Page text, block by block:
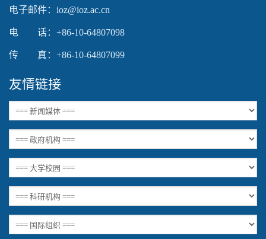
电子邮件：ioz@ioz.ac.cn
电 话：+86-10-64807098
传 真：+86-10-64807099
友情链接